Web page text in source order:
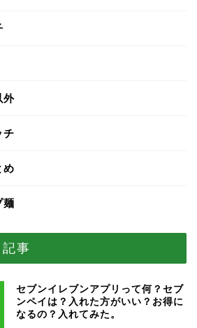
外
チ
め
麺
事
セブンイレブンアプリって何？セブ
ンペイは？入れた方がいい？お得に
なるの？入れてみた。